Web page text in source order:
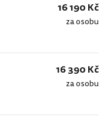
16 190 Kč
za osobu
16 390 Kč
za osobu